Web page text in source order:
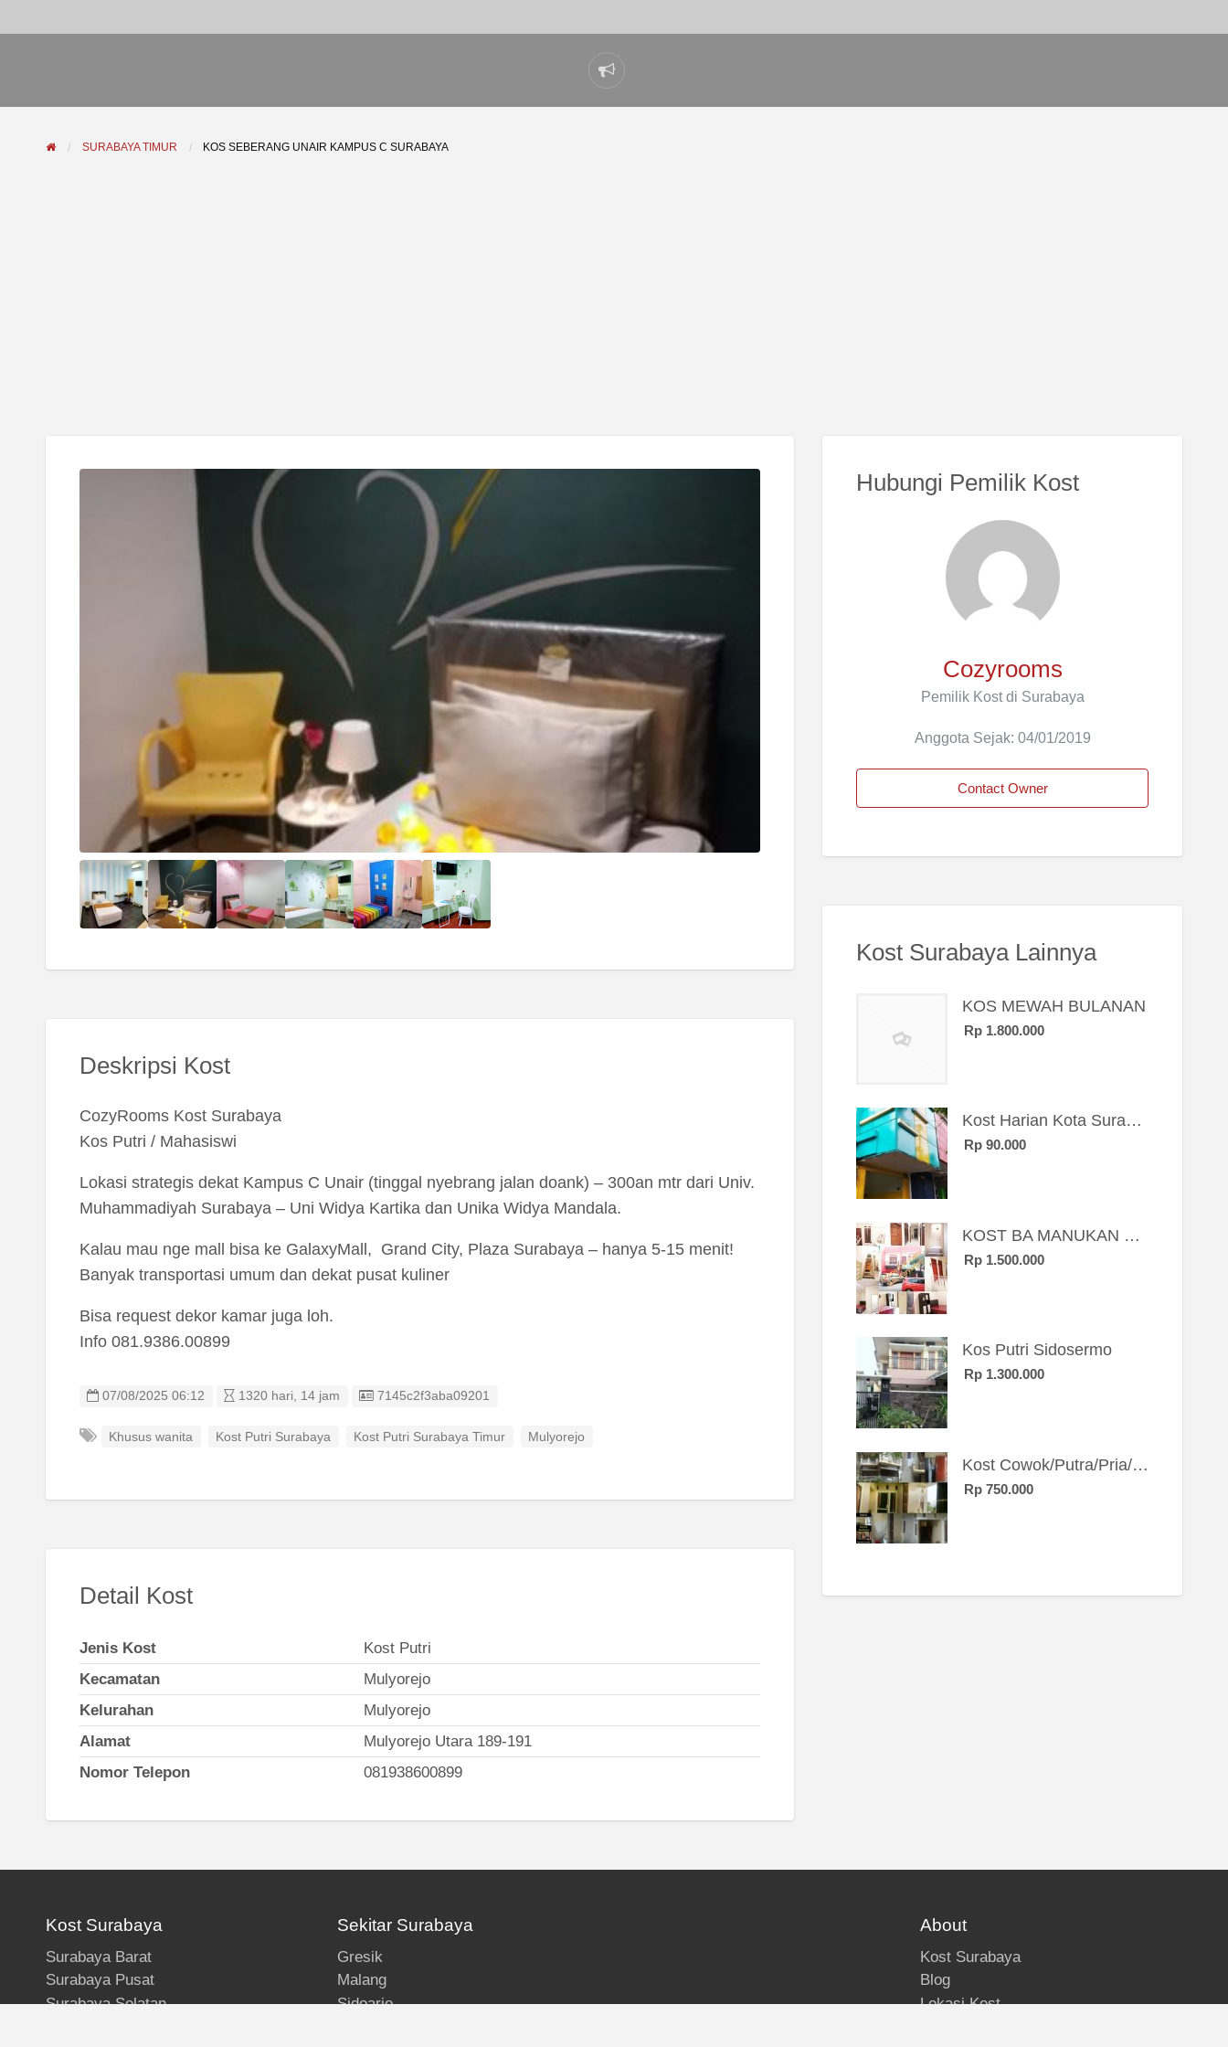
Laporkan
masalah
SURABAYA TIMUR KOS SEBERANG UNAIR KAMPUS C SURABAYA
Deskripsi Kost
CozyRooms Kost Surabaya
Kos Putri / Mahasiswi
Lokasi strategis dekat Kampus C Unair (tinggal nyebrang jalan doank) – 300an mtr dari Univ.
Muhammadiyah Surabaya – Uni Widya Kartika dan Unika Widya Mandala.
Kalau mau nge mall bisa ke GalaxyMall, Grand City, Plaza Surabaya – hanya 5-15 menit!
Banyak transportasi umum dan dekat pusat kuliner
Bisa request dekor kamar juga loh.
Info 081.9386.00899
07/08/2025 06:12 1320 hari, 14 jam Listing ID
7145c2f3aba09201
Khusus wanita Kost Putri Surabaya Kost Putri Surabaya Timur Mulyorejo
Detail Kost
Jenis Kost
Kost Putri
Kecamatan
Mulyorejo
Kelurahan
Mulyorejo
Alamat
Mulyorejo Utara 189-191
Nomor Telepon
081938600899
Hubungi Pemilik Kost
Cozyrooms
Pemilik Kost di Surabaya
Anggota Sejak: 04/01/2019
Contact Owner
Kost Surabaya Lainnya
KOS MEWAH BULANAN
Rp 1.800.000
Kost Harian Kota Surabaya “Sierra Kost”
Rp 90.000
KOST BA MANUKAN SBY BRT
Rp 1.500.000
Kos Putri Sidosermo
Rp 1.300.000
Kost Cowok/Putra/Pria/Mahasiswa/Karyawan SIngle eksklusif bangunan baru
Rp 750.000
Kost Surabaya
Surabaya Barat
Surabaya Pusat
Surabaya Selatan
Sekitar Surabaya
Gresik
Malang
Sidoarjo
About
Kost Surabaya
Blog
Lokasi Kost